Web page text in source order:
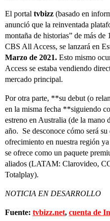
El portal tvbizz (basado en
anunció que la reinventada
montaña de historias” de más de
CBS All Access, se lanzará en
Marzo de 2021. Esto mismo
Access se estaba vendiendo
mercado principal.
Por otra parte, **su debut (o
en la misma fecha **siguiendo
estreno en Australia (de la mano
año. Se desconoce cómo será
ofrecimiento en nuestra región
se ofrece como un paquete
aliados (LATAM: Clarovideo,
Totalplay).
NOTICIA EN DESARROLLO
Fuente: tvbizz.net, cuenta de